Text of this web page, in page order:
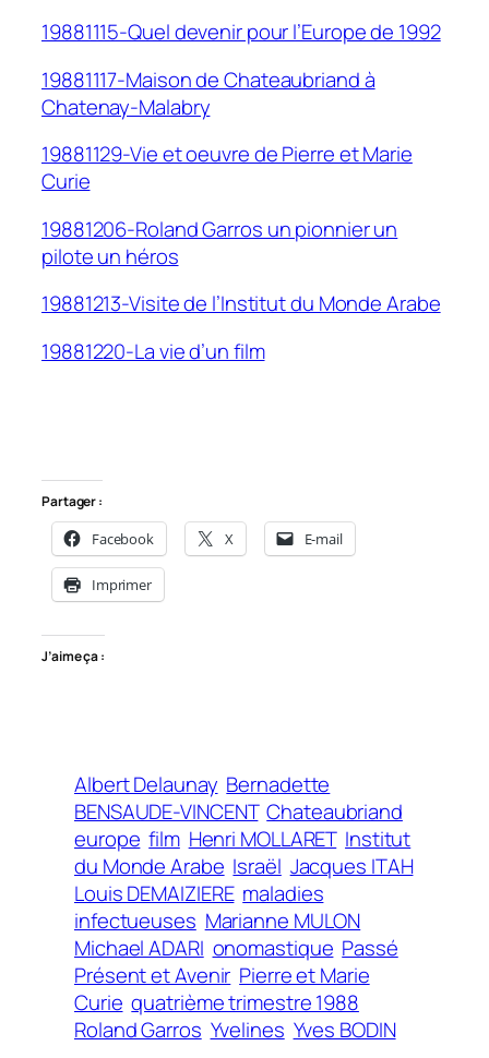
19881115-Quel devenir pour l’Europe de 1992
19881117-Maison de Chateaubriand à
Chatenay-Malabry
19881129-Vie et oeuvre de Pierre et Marie
Curie
19881206-Roland Garros un pionnier un
pilote un héros
19881213-Visite de l’Institut du Monde Arabe
19881220-La vie d’un film
Partager :
Facebook X E-mail
Imprimer
J’aime ça :
Albert Delaunay Bernadette
BENSAUDE-VINCENT Chateaubriand
europe film Henri MOLLARET Institut
du Monde Arabe Israël Jacques ITAH
Louis DEMAIZIERE maladies
infectueuses Marianne MULON
Michael ADARI onomastique Passé
Présent et Avenir Pierre et Marie
Curie quatrième trimestre 1988
Roland Garros Yvelines Yves BODIN